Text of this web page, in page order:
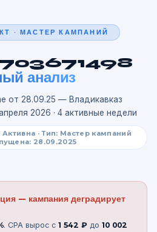
· МАСТЕР КАМПАНИЙ
№703671498
анализ
от 28.09.25 — Владикавказ
2026 · 4 активные недели
Активна · Тип: Мастер кампаний
28.09.2025
— кампания деградирует
. CPA вырос с 1 542 ₽ до 10 002